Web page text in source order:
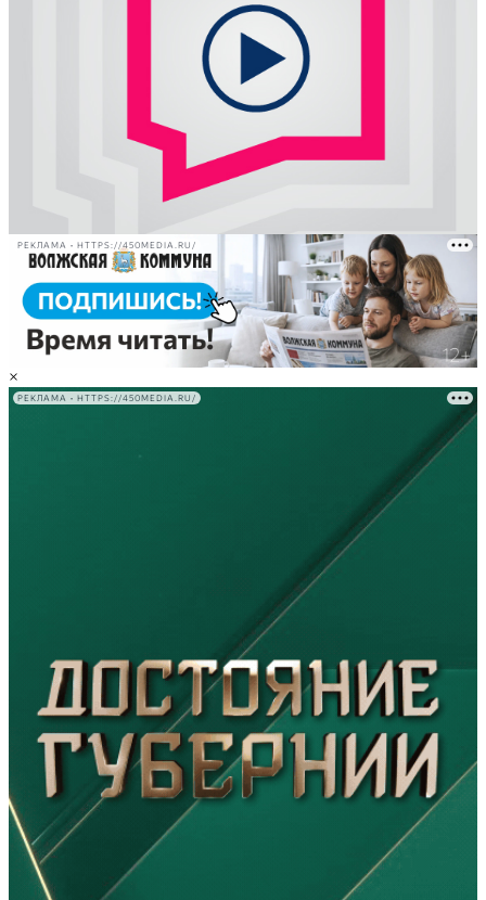
РЕКЛАМА • HTTPS://450MEDIA.RU/
×
РЕКЛАМА • HTTPS://450MEDIA.RU/